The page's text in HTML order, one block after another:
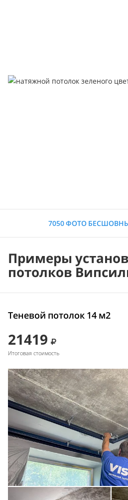
7050 ФОТО
Примеры
потолков
Теневой потолок 14 м2
21419
Итоговая стоимость